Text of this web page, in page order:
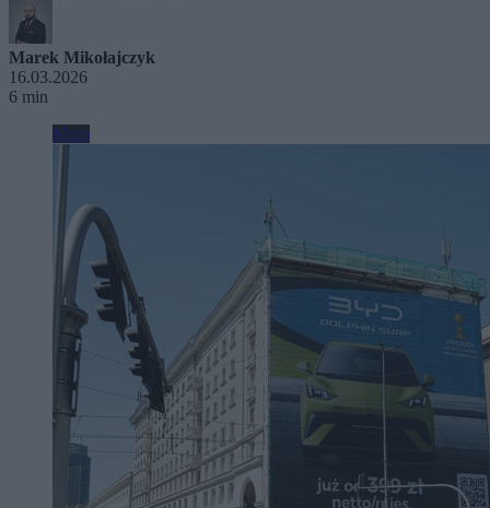
Marek Mikołajczyk
16.03.2026
6 min
Moto